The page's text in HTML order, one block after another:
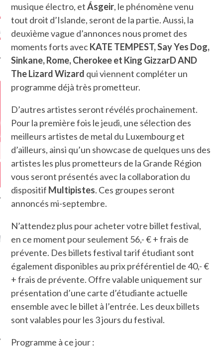
5.4
CLAN – A BE...
6.8
– HEL...
KARMA –
ANNIVERSAIRE
musique électro, etÁsgeir, le phénomène venu
tout droit d’Islande, seront de la partie. Aussi, la
deuxième vague d’annonces nous promet des
moments forts avecKATE TEMPEST, Say Yes Dog,
Sinkane, Rome, Cherokee et King GizzarD AND
The Lizard Wizard qui viennent compléter un
programme déjà très prometteur.
D’autres artistes seront révélés prochainement.
Pour la première fois le jeudi, une sélection des
meilleurs artistes de metal du Luxembourg et
d’ailleurs, ainsi qu’un showcase de quelques uns des
artistes les plus prometteurs de la Grande Région
vous seront présentés avec la collaboration du
dispositif Multipistes. Ces groupes seront
annoncés mi-septembre.
N’attendez plus pour acheter votre billet festival,
en ce moment pour seulement 56,- € + frais de
prévente. Des billets festival tarif étudiant sont
également disponibles au prix préférentiel de 40,- €
+ frais de prévente. Offre valable uniquement sur
présentation d’une carte d’étudiante actuelle
ensemble avec le billet à l’entrée. Les deux billets
sont valables pour les 3 jours du festival.
Programme à ce jour :